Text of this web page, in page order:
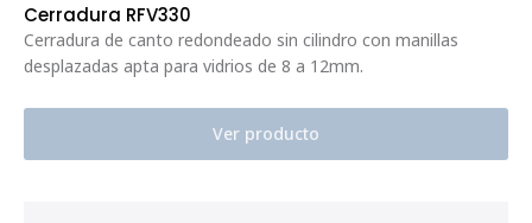
Cerradura RFV330
Cerradura de canto redondeado sin cilindro con manillas
desplazadas apta para vidrios de 8 a 12mm.
Ver producto